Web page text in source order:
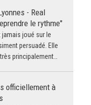
- Real
le rythme"
jamais joué sur le
persuadé. Elle
principalement…
officiellement à